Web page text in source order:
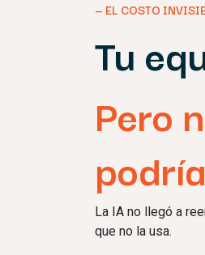
— EL COSTO
Tu
Pero
La IA no llegó a
que no la usa.